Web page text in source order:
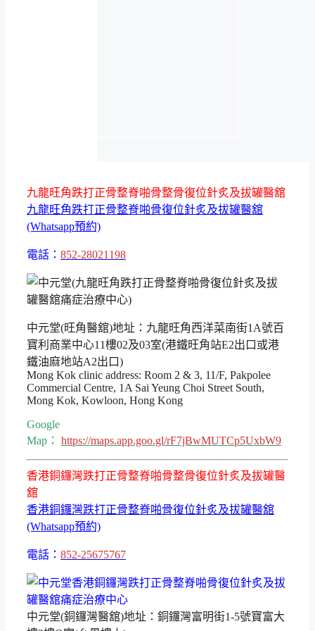
九龍旺角跌打正骨整脊啪骨整骨復位針炙及拔罐醫舘
九龍旺角跌打正骨整脊啪骨復位針炙及拔罐醫舘
(Whatsapp預約)
電話： 852-28021198
中元堂(旺角醫舘)地址：九龍旺角西洋菜南街1A號百
寶利商業中心11樓02及03室(港鐵旺角站E2出口或港
鐵油麻地站A2出口)
Mong Kok clinic address: Room 2 & 3, 11/F, Pakpolee
Commercial Centre, 1A Sai Yeung Choi Street South,
Mong Kok, Kowloon, Hong Kong
Google
Map： https://maps.app.goo.gl/rF7jBwMUTCp5UxbW9
香港銅鑼灣跌打正骨整脊啪骨整骨復位針炙及拔罐醫
舘
香港銅鑼灣跌打正骨整脊啪骨復位針炙及拔罐醫舘
(Whatsapp預約)
電話： 852-25675767
中元堂(銅鑼灣醫舘)地址：銅鑼灣富明街1-5號寶富大